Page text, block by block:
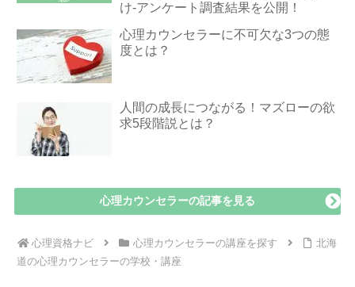
け-アンケート調査結果を公開！
心理カウンセラーに不可欠な3つの態
度とは？
人間の成長につながる！マズローの欲
求5段階説とは？
心理カウンセラーの記事を見る
心理資格ナビ 心理カウンセラーの講座を探す
北海
道の心理カウンセラーの学校・講座